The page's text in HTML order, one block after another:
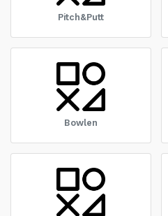
Pitch&Putt
Bowlen